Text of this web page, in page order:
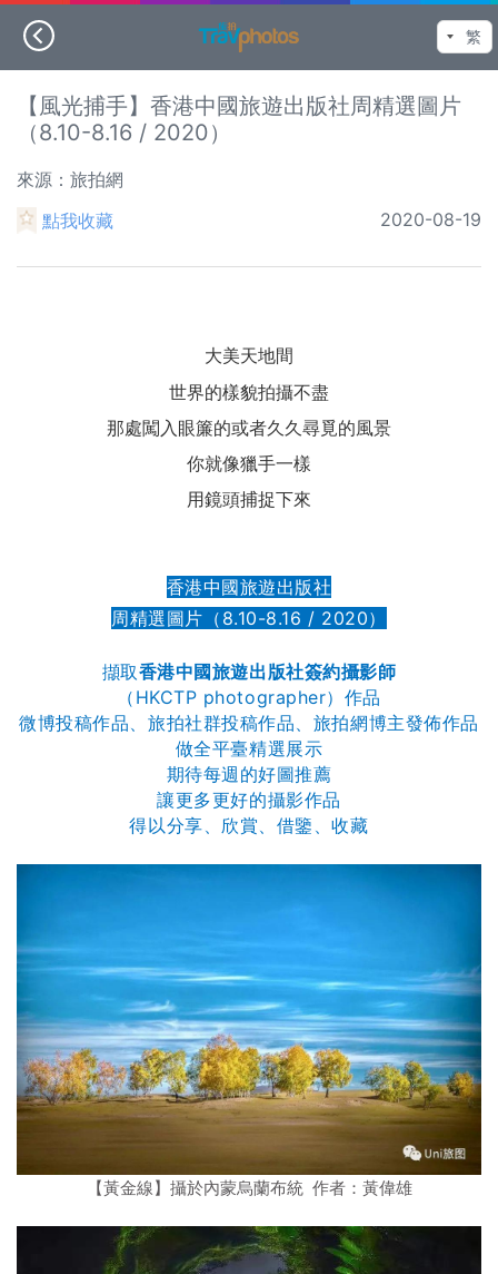
【風光捕手】香港中國旅遊出版社周精選圖片
（8.10-8.16 / 2020）
來源：旅拍網
點我收藏
2020-08-19
大美天地間
世界的樣貌拍攝不盡
那處闖入眼簾的或者久久尋覓的風景
你就像獵手一樣
用鏡頭捕捉下來
香港中國旅遊出版社
周精選圖片（8.10-8.16 / 2020）
擷取香港中國旅遊出版社簽約攝影師
（HKCTP photographer）作品
微博投稿作品、旅拍社群投稿作品、旅拍網博主發佈作品
做全平臺精選展示
期待每週的好圖推薦
讓更多更好的攝影作品
得以分享、欣賞、借鑒、收藏
【黃金線】攝於內蒙烏蘭布統 作者：黃偉雄